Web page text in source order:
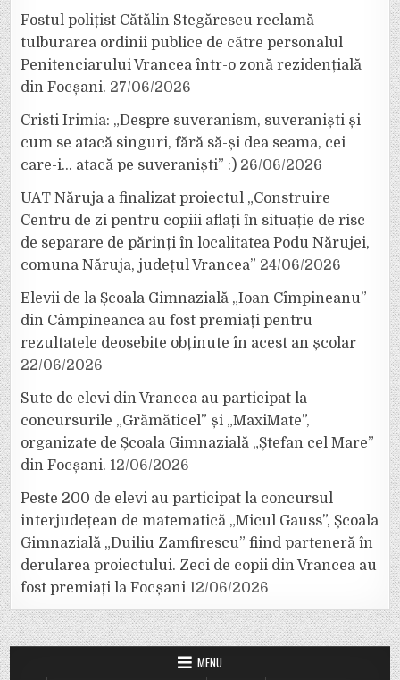
Fostul polițist Cătălin Stegărescu reclamă
tulburarea ordinii publice de către personalul
Penitenciarului Vrancea într-o zonă rezidențială
din Focșani. 27/06/2026
Cristi Irimia: „Despre suveranism, suveraniști și
cum se atacă singuri, fără să-și dea seama, cei
care-i… atacă pe suveraniști” :) 26/06/2026
UAT Năruja a finalizat proiectul „Construire
Centru de zi pentru copiii aflați în situație de risc
de separare de părinți în localitatea Podu Nărujei,
comuna Năruja, județul Vrancea” 24/06/2026
Elevii de la Școala Gimnazială „Ioan Cîmpineanu”
din Câmpineanca au fost premiați pentru
rezultatele deosebite obținute în acest an școlar
22/06/2026
Sute de elevi din Vrancea au participat la
concursurile „Grămăticel” și „MaxiMate”,
organizate de Școala Gimnazială „Ștefan cel Mare”
din Focșani. 12/06/2026
Peste 200 de elevi au participat la concursul
interjudețean de matematică „Micul Gauss”, Școala
Gimnazială „Duiliu Zamfirescu” fiind parteneră în
derularea proiectului. Zeci de copii din Vrancea au
fost premiați la Focșani 12/06/2026
MENU